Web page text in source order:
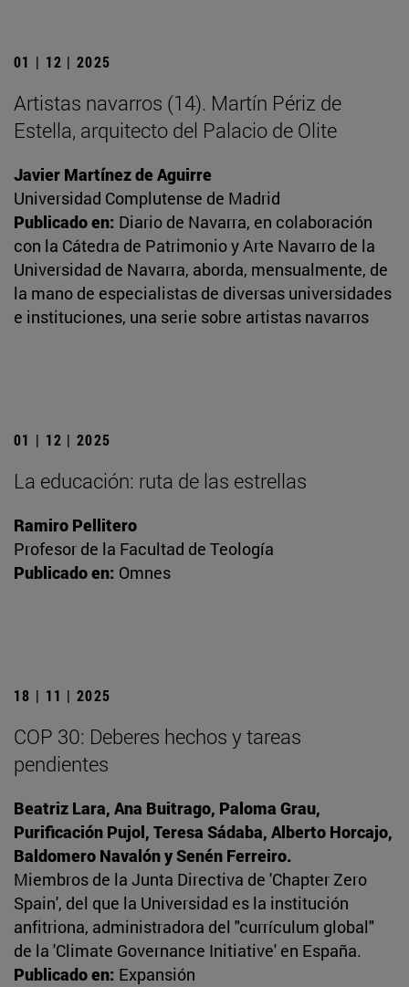
01 | 12 | 2025
Artistas navarros (14). Martín Périz de
Estella, arquitecto del Palacio de Olite
Javier Martínez de Aguirre
Universidad Complutense de Madrid
Publicado en: Diario de Navarra, en colaboración
con la Cátedra de Patrimonio y Arte Navarro de la
Universidad de Navarra, aborda, mensualmente, de
la mano de especialistas de diversas universidades
e instituciones, una serie sobre artistas navarros
01 | 12 | 2025
La educación: ruta de las estrellas
Ramiro Pellitero
Profesor de la Facultad de Teología
Publicado en: Omnes
18 | 11 | 2025
COP 30: Deberes hechos y tareas
pendientes
Beatriz Lara, Ana Buitrago, Paloma Grau,
Purificación Pujol, Teresa Sádaba, Alberto Horcajo,
Baldomero Navalón y Senén Ferreiro.
Miembros de la Junta Directiva de 'Chapter Zero
Spain', del que la Universidad es la institución
anfitriona, administradora del "currículum global"
de la 'Climate Governance Initiative' en España.
Publicado en: Expansión